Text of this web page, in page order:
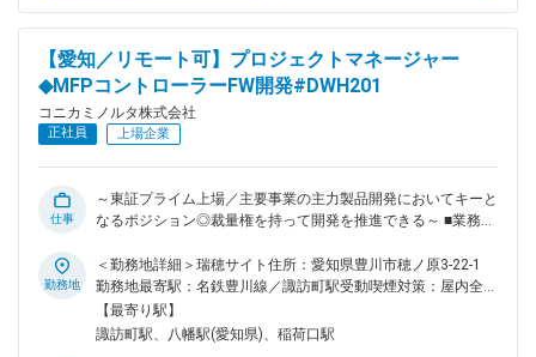
きます。当社の事業成長と結び付けながら、参加企業の拡大に
つながるマーケティング活動にも携わっていただきます。 1）
環境に関連する無形資産（技術、知財、人財、ノウハウなど）
を活用し、財務価値を創出する新たな環境戦略を立案する 2）
当社の関係部門だけでなく、多様なステークホルダーやパート
ナーを巻き込みながら、環境の視点から事業成長、事業インキ
関などを中心とした社外エンゲージメントを通じ、新たな投資
の誘致につなげる ■ポジションの魅力 社会・環境課題の解決
方を創出することで事業成長につなげていくことが、当社のビ
ジョンです。先進的な戦略と実行力を通じて、日本企業の環
境・サステナビリティ経営を牽引する仕事です。上場企業にお
いてますます重要性が高まるサステナビリティ・環境戦略の知
見を深められるほか、経営層、各事業部門、事業現場、さらに
【愛知／リモート可】プロジェクトマネージャー
◆MFPコントローラーFW開発#DWH201
コニカミノルタ株式会社
正社員 上場企業
仕事
～東証プライム上場／主要事業の主力製品開発においてキーと
なるポジション◎裁量権を持って開発を推進できる～ ■業務内
による顧客課題の解決～ ・コニカミノルタの主力製品である
MFP（Multi Function Peripheral）開発において、顧客価値
を高めるコントローラーFWの開発プロジェクトを開発リーダ
ー（プロジェクトマネージャー）として推進し、QCDを達成
勤務地
＜勤務地詳細＞瑞穂サイト住所：愛知県豊川市穂ノ原3-22-1
勤務地最寄駅：名鉄豊川線／諏訪町駅受動喫煙対策：屋内全面
禁煙変更の範囲：会社の定める事業所（リモートワーク含む）
【最寄り駅】
諏訪町駅、八幡駅(愛知県)、稲荷口駅